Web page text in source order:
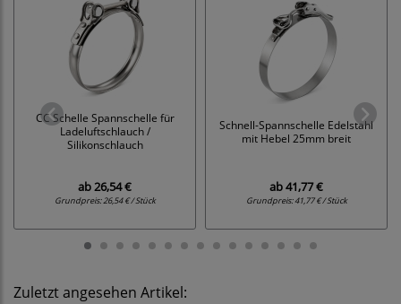
CC Schelle Spannschelle für
Ladeluftschlauch /
Silikonschlauch
ab26,54 €
Grundpreis:26,54 € / Stück
Schnell-Spannschelle Edelstahl
mit Hebel 25mm breit
ab41,77 €
Grundpreis:41,77 € / Stück
Zuletzt angesehen Artikel: